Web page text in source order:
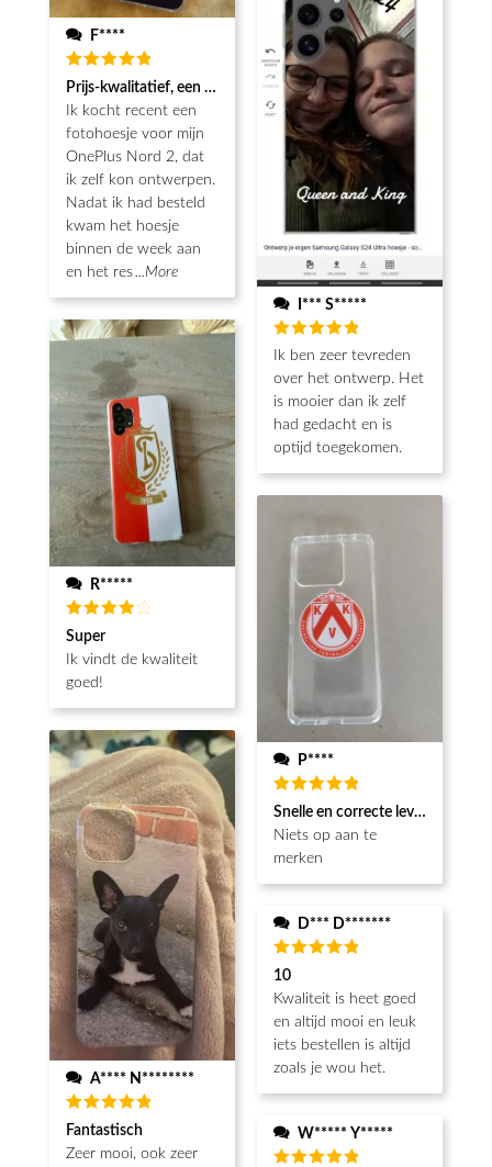
F****
Beoordeeld
5 van de 5
Prijs-kwalitatief, een echt koopje met mooie afwerking
Ik kocht recent een
fotohoesje voor mijn
OnePlus Nord 2, dat
ik zelf kon ontwerpen.
Nadat ik had besteld
kwam het hoesje
binnen de week aan
en het res ...More
R*****
Beoordeeld
4 van de
5
Super
Ik vindt de kwaliteit
goed!
A**** N********
Beoordeeld
5van de 5
Fantastisch
Zeer mooi, ook zeer
I*** S*****
Beoordeeld
5 van de 5
Ik ben zeer tevreden
over het ontwerp. Het
is mooier dan ik zelf
had gedacht en is
optijd toegekomen.
P****
Beoordeeld
5van de 5
Snelle en correcte levering
Niets op aan te
merken
D*** D*******
Beoordeeld
5van de 5
10
Kwaliteit is heet goed
en altijd mooi en leuk
iets bestellen is altijd
zoals je wou het.
W***** Y*****